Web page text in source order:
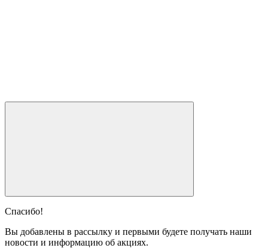
Спасибо!
Вы добавлены в рассылку и первыми будете получать наши
новости и информацию об акциях.